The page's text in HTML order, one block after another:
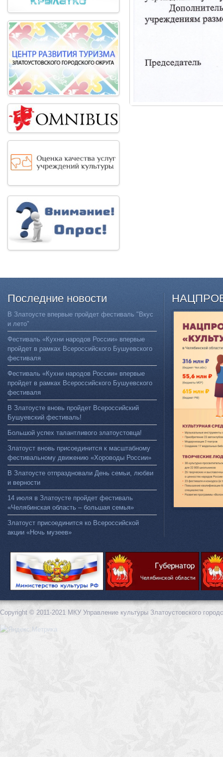
Последние новости
В Златоусте впервые пройдет фестиваль "Вкус
и лето"
Фестиваль «Кухни народов России» впервые
пройдет в рамках Всероссийского Бушуевского
фестиваля
Фестиваль «Кухни народов России» впервые
пройдет в рамках Всероссийского Бушуевского
фестиваля
В Златоусте вновь пройдет Всероссийский
Бушуевский фестиваль!
Большой успех талантливого златоустовца!
Златоуст вновь присоединится к масштабному
фестивальному движению «Хороводы России»
В Златоусте отпраздновали День семьи, любви
и верности
14 июля в Златоусте пройдет фестиваль
«Челябинская область – большая семья»
Златоуст присоединится ко Всероссийской
акции «Ночь музеев»
Copyright © 2011-2021 МКУ Управление культуры Златоустовского